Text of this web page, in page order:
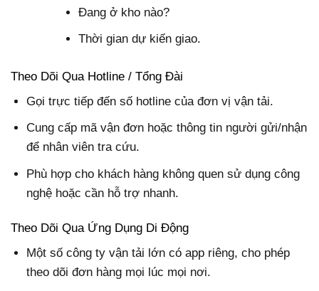
Đang ở kho nào?
Thời gian dự kiến giao.
Theo Dõi Qua Hotline / Tổng Đài
Gọi trực tiếp đến số hotline của đơn vị vận tải.
Cung cấp mã vận đơn hoặc thông tin người gửi/nhận
để nhân viên tra cứu.
Phù hợp cho khách hàng không quen sử dụng công
nghệ hoặc cần hỗ trợ nhanh.
Theo Dõi Qua Ứng Dụng Di Động
Một số công ty vận tải lớn có app riêng, cho phép
theo dõi đơn hàng mọi lúc mọi nơi.